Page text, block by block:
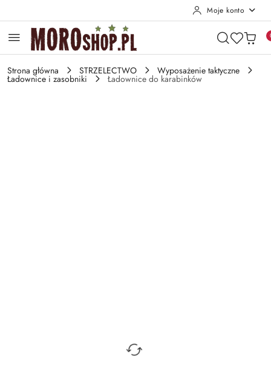
Moje konto
Strona główna STRZELECTWO Wyposażenie taktyczne
Ładownice i zasobniki Ładownice do karabinków